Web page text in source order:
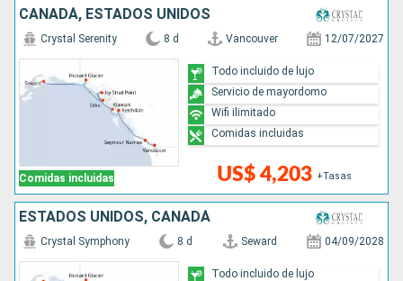
CANADÁ, ESTADOS UNIDOS
Comidas incluidas
Crystal Serenity 8 d Vancouver 12/07/2027
US$ 4,203 +Tasas
Todo incluido de lujo
Servicio de mayordomo
Wifi ilimitado
Comidas incluidas
ESTADOS UNIDOS, CANADÁ
Crystal Symphony 8 d Seward 04/09/2028
Todo incluido de lujo